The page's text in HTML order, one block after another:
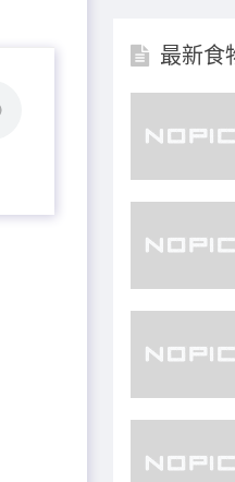
最新食